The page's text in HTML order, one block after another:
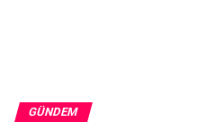
GÜNDEM